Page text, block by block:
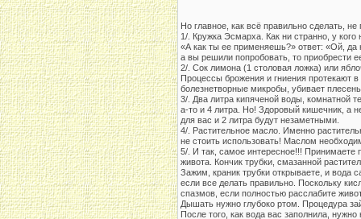
Но главное, как всё правильно сделать,
1/. Кружка Эсмарха. Как ни странно, у
«А как ты ее применяешь?» ответ: «Ой, да
а вы решили попробовать, то приобрести
2/. Сок лимона (1 столовая ложка) или
Процессы брожения и гниения протекают
болезнетворные микробы, убивает
3/. Два литра кипяченой воды, комнатной
а-то и 4 литра. Но! Здоровый кишечник, а
для вас и 2 литра будут незаметными.
4/. Растительное масло. Именно
не стоить использовать! Маслом
5/. И так, самое интересное!!! Принимаете
живота. Кончик трубки, смазанной
Зажим, краник трубки открываете, и вода
если все делать правильно. Поскольку
спазмов, если полностью расслабите
Дышать нужно глубоко ртом. Процедура
После того, как вода вас заполнила,